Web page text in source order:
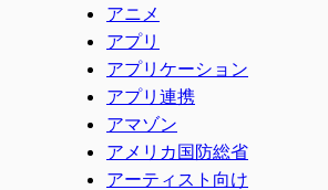
アニメ
アプリ
アプリケーション
アプリ連携
アマゾン
アメリカ国防総省
アーティスト向け